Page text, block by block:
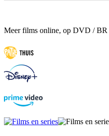
Meer films online, op DVD / BR